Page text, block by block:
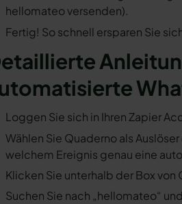
hellomateo versenden).
Fertig! So schnell ersparen Sie
Loggen Sie sich in Ihren Zapier
Wählen Sie Quaderno als
welchem Ereignis genau eine
Klicken Sie unterhalb der Box
Suchen Sie nach „hellomateo“